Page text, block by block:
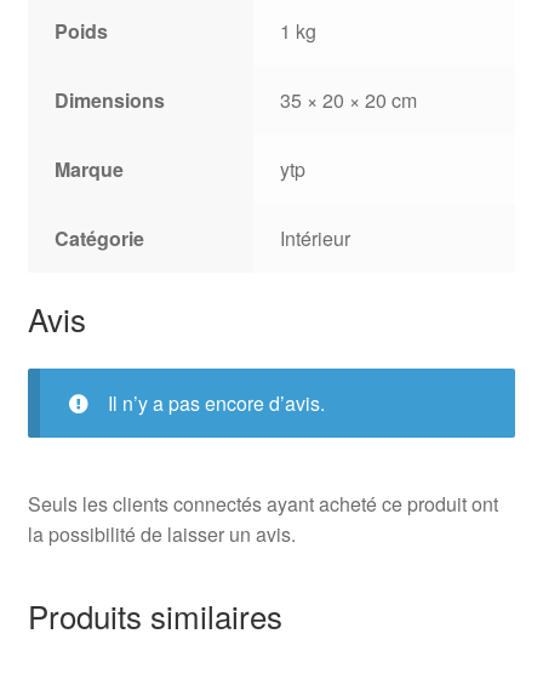
Poids 1 kg
Dimensions 35 × 20 × 20 cm
Marque ytp
Catégorie Intérieur
Avis
Il n’y a pas encore d’avis.
Seuls les clients connectés ayant acheté ce produit ont
la possibilité de laisser un avis.
Produits similaires